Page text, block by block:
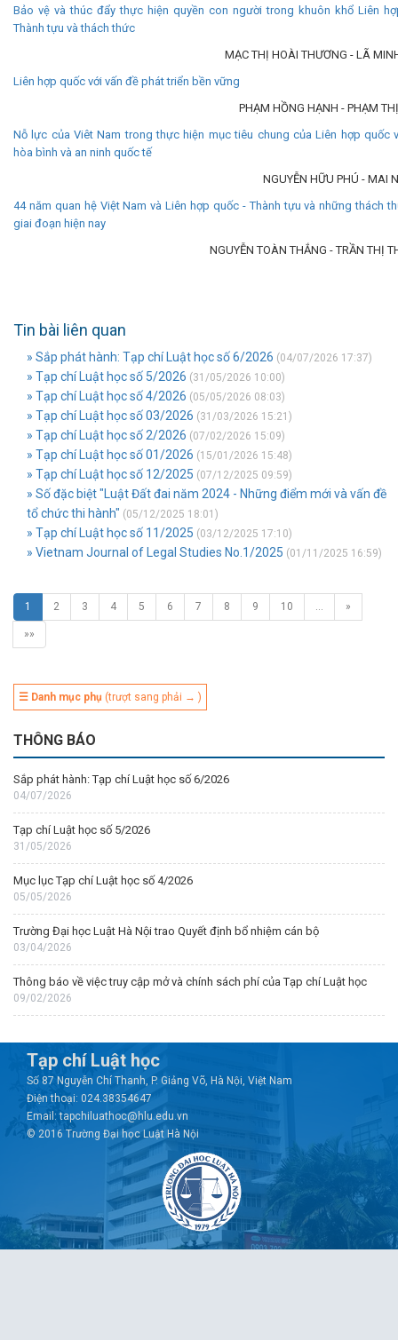
Bảo vệ và thúc đẩy thực hiện quyền con người trong khuôn khổ Liên
Thành tựu và thách thức
MẠC THỊ HOÀI THƯƠNG - LÃ
Liên hợp quốc với vấn đề phát triển bền vững
PHẠM HỒNG HẠNH - PHẠM
Nỗ lực của Viêt Nam trong thực hiện mục tiêu chung của Liên hợp quốc
hòa bình và an ninh quốc tế
NGUYỄN HỮU PHÚ - MAI
44 năm quan hệ Việt Nam và Liên hợp quốc - Thành tựu và những thách
giai đoạn hiện nay
NGUYỄN TOÀN THẮNG - TRẦN THỊ
Tin bài liên quan
» Sắp phát hành: Tạp chí Luật học số 6/2026 (04/07/2026 17:37)
» Tạp chí Luật học số 5/2026 (31/05/2026 10:00)
» Tạp chí Luật học số 4/2026 (05/05/2026 08:03)
» Tạp chí Luật học số 03/2026 (31/03/2026 15:21)
» Tạp chí Luật học số 2/2026 (07/02/2026 15:09)
» Tạp chí Luật học số 01/2026 (15/01/2026 15:48)
» Tạp chí Luật học số 12/2025 (07/12/2025 09:59)
» Số đặc biệt "Luật Đất đai năm 2024 - Những điểm mới và vấn đề
tổ chức thi hành" (05/12/2025 18:01)
» Tạp chí Luật học số 11/2025 (03/12/2025 17:10)
» Vietnam Journal of Legal Studies No.1/2025 (01/11/2025 16:59)
1 2 3 4 5 6 7 8 9 10 … »
»»
☰ Danh mục phụ (trượt sang phải → )
THÔNG BÁO
Sắp phát hành: Tạp chí Luật học số 6/2026
04/07/2026
Tạp chí Luật học số 5/2026
31/05/2026
Mục lục Tạp chí Luật học số 4/2026
05/05/2026
Trường Đại học Luật Hà Nội trao Quyết định bổ nhiệm cán bộ
03/04/2026
Thông báo về việc truy cập mở và chính sách phí của Tạp chí Luật học
09/02/2026
Tạp chí Luật học
Số 87 Nguyễn Chí Thanh, P. Giảng Võ, Hà Nội, Việt Nam
Điện thoại: 024.38354647
Email: tapchiluathoc@hlu.edu.vn
© 2016 Trường Đại học Luật Hà Nội